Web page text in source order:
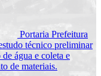
Portaria Prefeitura
técnico preliminar
de água e coleta e
de materiais.